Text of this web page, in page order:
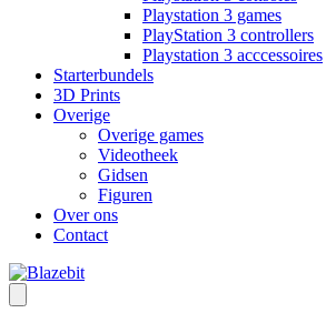
Playstation 3 games
PlayStation 3 controllers
Playstation 3 acccessoires
Starterbundels
3D Prints
Overige
Overige games
Videotheek
Gidsen
Figuren
Over ons
Contact